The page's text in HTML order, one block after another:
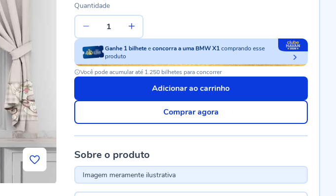
Quantidade
Ganhe 1 bilhete econcorra a uma BMW X1comprando esse
produto
Você pode acumular até 1.250 bilhetes para concorrer
Adicionar ao carrinho
Comprar agora
Sobre o produto
Imagem meramente ilustrativa